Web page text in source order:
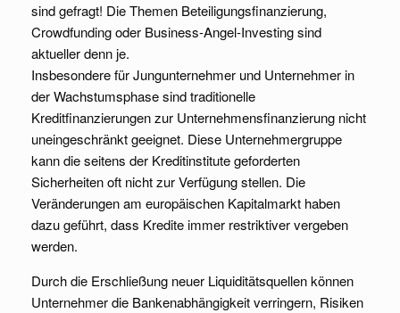
sind gefragt! Die Themen Beteiligungsfinanzierung,
Crowdfunding oder Business-Angel-Investing sind
aktueller denn je.
Insbesondere für Jungunternehmer und Unternehmer in
der Wachstumsphase sind traditionelle
Kreditfinanzierungen zur Unternehmensfinanzierung nicht
uneingeschränkt geeignet. Diese Unternehmergruppe
kann die seitens der Kreditinstitute geforderten
Sicherheiten oft nicht zur Verfügung stellen. Die
Veränderungen am europäischen Kapitalmarkt haben
dazu geführt, dass Kredite immer restriktiver vergeben
werden.
Durch die Erschließung neuer Liquiditätsquellen können
Unternehmer die Bankenabhängigkeit verringern, Risiken